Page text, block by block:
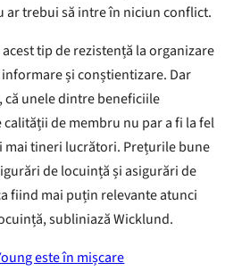
ar trebui să intre în niciun conflict.
tip de rezistență la organizare
și conștientizare. Dar
că unele dintre beneficiile
de membru nu par a fi la fel
mai tineri lucrători. Prețurile bune
de locuință și asigurări de
fiind mai puțin relevante atunci
subliniază Wicklund.
este în mișcare